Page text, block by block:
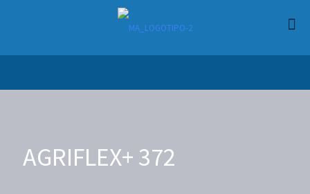
AGRIFLEX+ 372